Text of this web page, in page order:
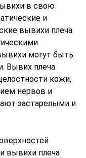
в свою
и
вывихи плеча
могут быть
Вывих плеча
кожи,
нервов и
застарелыми и
вывихи плеча